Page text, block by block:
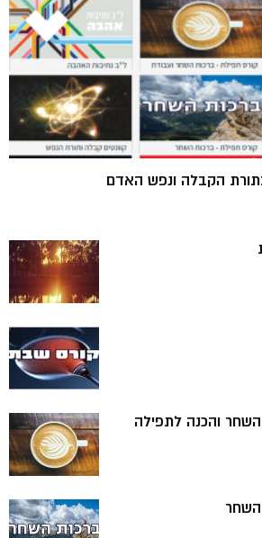
בתורת הקבלה ונפש האדם
והכנה לתפילה
השחר